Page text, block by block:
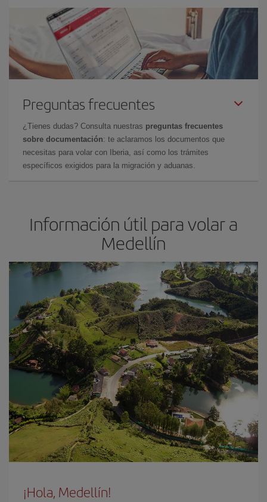
Preguntas frecuentes
¿Tienes dudas? Consulta nuestras preguntas frecuentes
sobre documentación: te aclaramos los documentos que
necesitas para volar con Iberia, así como los trámites
específicos exigidos para la migración y aduanas.
Información útil para volar a
Medellín
¡Hola, Medellín!